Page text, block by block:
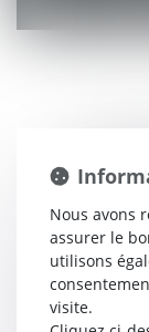
DE
Nous avons
assurer le
utilisons
visite.